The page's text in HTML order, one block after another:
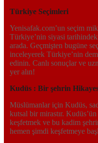
Türkiye Seçimleri
Yenisafak.com’un seçim
Türkiye’nin siyasi
arada. Geçmişten bugüne
inceleyerek Türkiye’nin
edinin. Canlı sonuçlar ve
yer alın!
Kudüs : Bir şehrin
Müslümanlar için Kudüs,
kutsal bir mirastır.
keşfetmek ve bu kadim
hemen şimdi keşfetmeye